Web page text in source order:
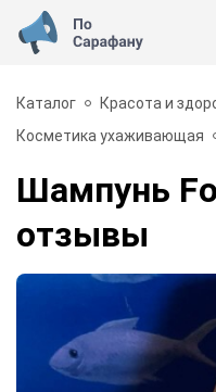
Каталог
Красота и
Косметика ухаживающая
Шампунь
отзывы